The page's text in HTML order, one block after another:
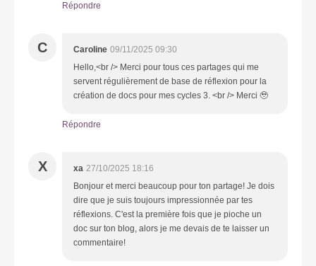
Répondre
C Caroline 09/11/2025 09:30
Hello,<br /> Merci pour tous ces partages qui me
servent régulièrement de base de réflexion pour la
création de docs pour mes cycles 3. <br /> Merci 🥹
Répondre
X xa 27/10/2025 18:16
Bonjour et merci beaucoup pour ton partage! Je dois
dire que je suis toujours impressionnée par tes
réflexions. C'est la première fois que je pioche un
doc sur ton blog, alors je me devais de te laisser un
commentaire!